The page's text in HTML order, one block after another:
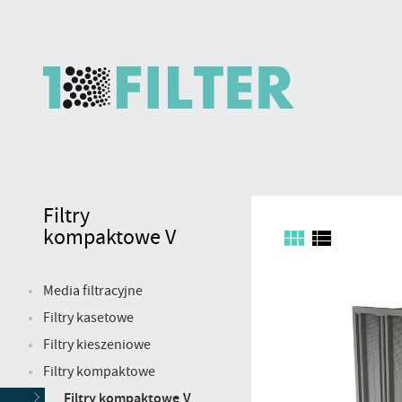
kompaktowe
FILTRY
KOMPAKTOWE
Filtry
kompaktowe V
Media filtracyjne
Filtry kasetowe
Filtry kieszeniowe
Filtry kompaktowe
Filtry kompaktowe V